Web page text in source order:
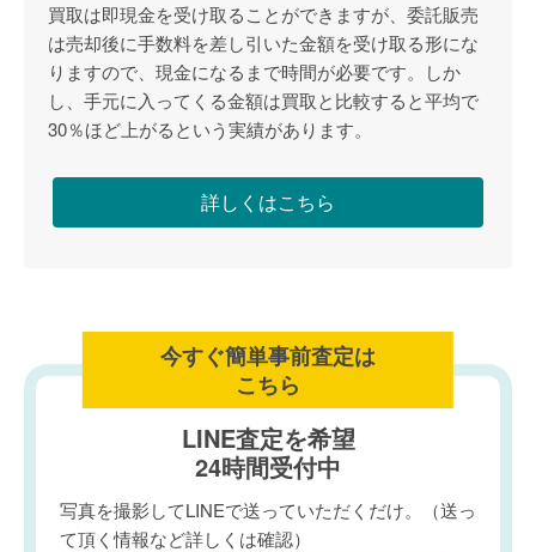
買取は即現金を受け取ることができますが、委託販売
は売却後に手数料を差し引いた金額を受け取る形にな
りますので、現金になるまで時間が必要です。しか
し、手元に入ってくる金額は買取と比較すると平均で
30％ほど上がるという実績があります。
詳しくはこちら
今すぐ簡単事前査定は
こちら
LINE査定を希望
24時間受付中
写真を撮影してLINEで送っていただくだけ。（送っ
て頂く情報など詳しくは確認）